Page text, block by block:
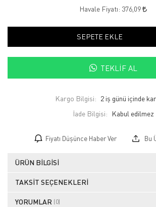
Havale Fiyatı: 376,09
SEPETE EKLE
TEKLIF AL
Kargo Bilgisi: 2 iş günü içinde
İade Bilgisi:
Fiyatı Düşünce Haber Ver Bu
ÜRÜN BILGISI
TAKSIT SEÇENEKLERI
YORUMLAR (0)